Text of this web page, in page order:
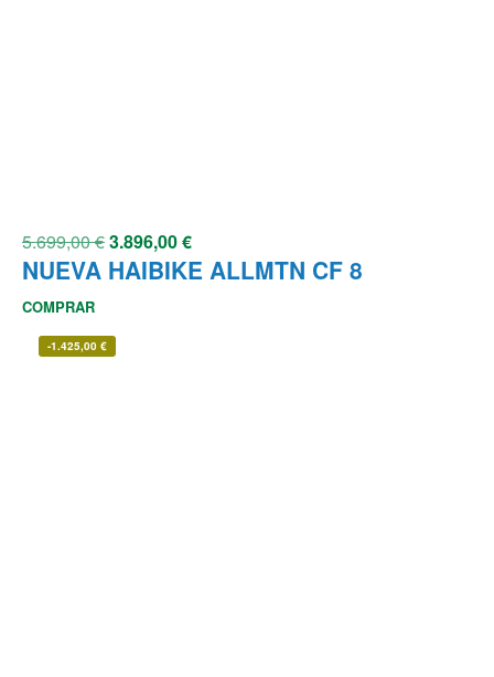
5.699,00€3.896,00€
NUEVA HAIBIKE ALLMTN CF 8
COMPRAR
-1.425,00 €